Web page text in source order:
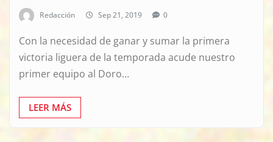
Redacción Sep 21, 2019 0
Con la necesidad de ganar y sumar la primera
victoria liguera de la temporada acude nuestro
primer equipo al Doro…
LEER MÁS